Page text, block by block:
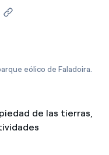
de propietarios?
eólico de Faladoira.
de las tierras,